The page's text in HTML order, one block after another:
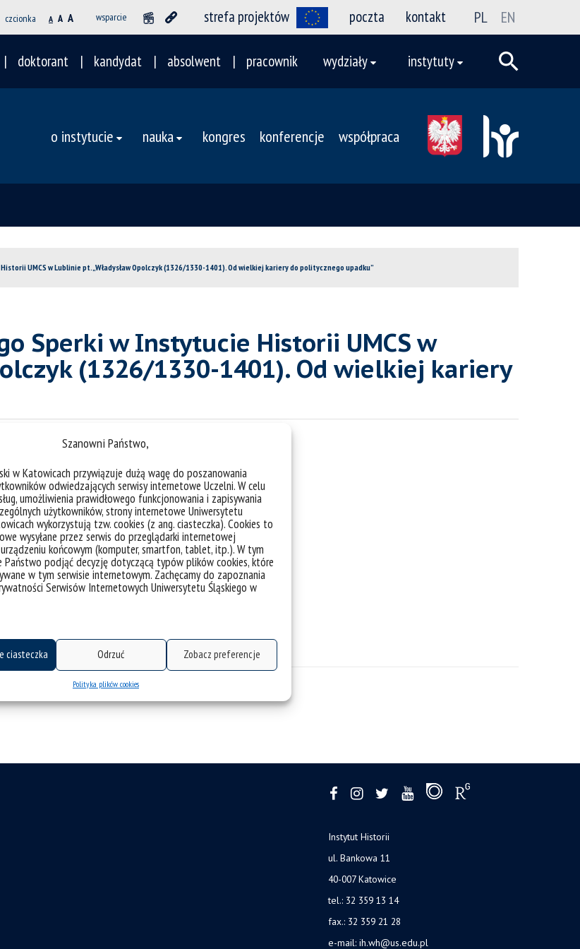
Szanowni Państwo,
w Katowicach przywiązuje dużą wagę do poszanowania
odwiedzających serwisy internetowe Uczelni. W celu
umożliwienia prawidłowego funkcjonowania i zapisywania
użytkowników, strony internetowe Uniwersytetu
wykorzystują tzw. cookies (z ang. ciasteczka). Cookies to
wysyłane przez serwis do przeglądarki internetowej
końcowym (komputer, smartfon, tablet, itp.). W tym
Państwo podjąć decyzję dotyczącą typów plików cookies, które
w tym serwisie internetowym. Zachęcamy do zapoznania
Serwisów Internetowych Uniwersytetu Śląskiego w
ciasteczka Odrzuć Zobacz preferencje
Polityka plików cookies
czcionka A A A wsparcie strefa projektów poczta kontakt PL EN
doktorant kandydat absolwent pracownik wydziały instytuty
o instytucie nauka kongres konferencje współpraca
UMCS w Lublinie pt. „Władysław Opolczyk (1326/1330-1401). Od wielkiej kariery do politycznego upadku”
Sperki w Instytucie Historii UMCS w
(1326/1330-1401). Od wielkiej kariery
Katedry Historii Starożytnej i
w Lubliniewykład pt.„Władysław
politycznego upadku”.
Instytut Historii
ul. Bankowa 11
40-007 Katowice
tel.: 32 359 13 14
fax.: 32 359 21 28
e-mail: ih.wh@us.edu.pl